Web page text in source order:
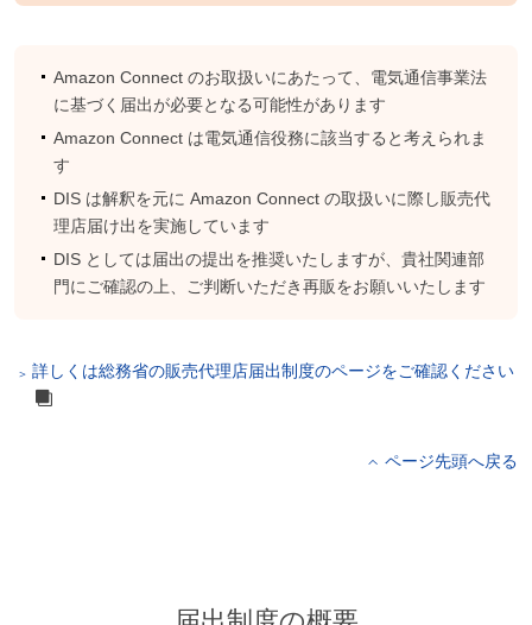
Amazon Connect のお取扱いにあたって、電気通信事業法
に基づく届出が必要となる可能性があります
Amazon Connect は電気通信役務に該当すると考えられま
す
DIS は解釈を元に Amazon Connect の取扱いに際し販売代
理店届け出を実施しています
DIS としては届出の提出を推奨いたしますが、貴社関連部
門にご確認の上、ご判断いただき再販をお願いいたします
詳しくは総務省の販売代理店届出制度のページをご確認ください
ページ先頭へ戻る